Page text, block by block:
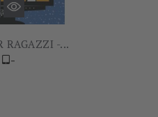
RAGAZZI -...
-